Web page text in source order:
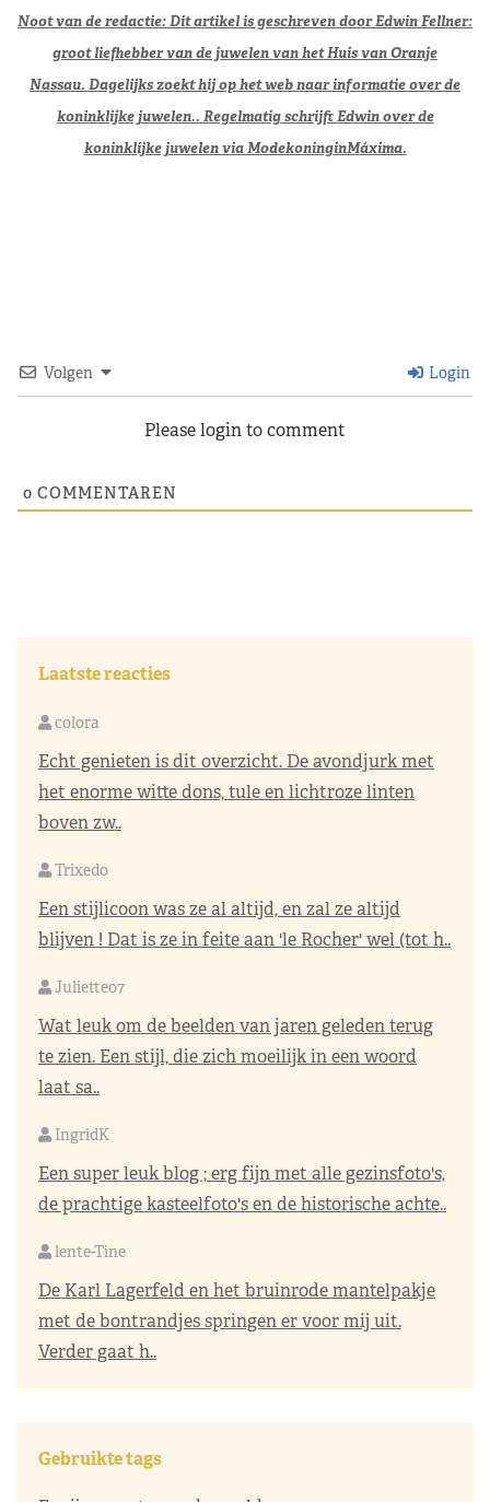
Noot van de redactie: Dit artikel is geschreven door Edwin Fellner:
groot liefhebber van de juwelen van het Huis van Oranje
Nassau. Dagelijks zoekt hij op het web naar informatie over de
koninklijke juwelen.. RegelmatigschrijftEdwin over de
koninklijke juwelen via ModekoninginMáxima.
Volgen Login
Please login to comment
0 COMMENTAREN
Laatste reacties
colora
Echt genieten is dit overzicht. De avondjurk met
het enorme witte dons, tule en lichtroze linten
boven zw..
Trixedo
Een stijlicoon was ze al altijd, en zal ze altijd
blijven ! Dat is ze in feite aan 'le Rocher' wel (tot h..
Juliette07
Wat leuk om de beelden van jaren geleden terug
te zien. Een stijl, die zich moeilijk in een woord
laat sa..
IngridK
Een super leuk blog ; erg fijn met alle gezinsfoto's,
de prachtige kasteelfoto's en de historische achte..
lente-Tine
De Karl Lagerfeld en het bruinrode mantelpakje
met de bontrandjes springen er voor mij uit.
Verder gaat h..
Gebruikte tags